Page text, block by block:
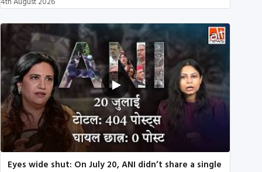
Eyes wide shut: On July 20, ANI didn’t share a single